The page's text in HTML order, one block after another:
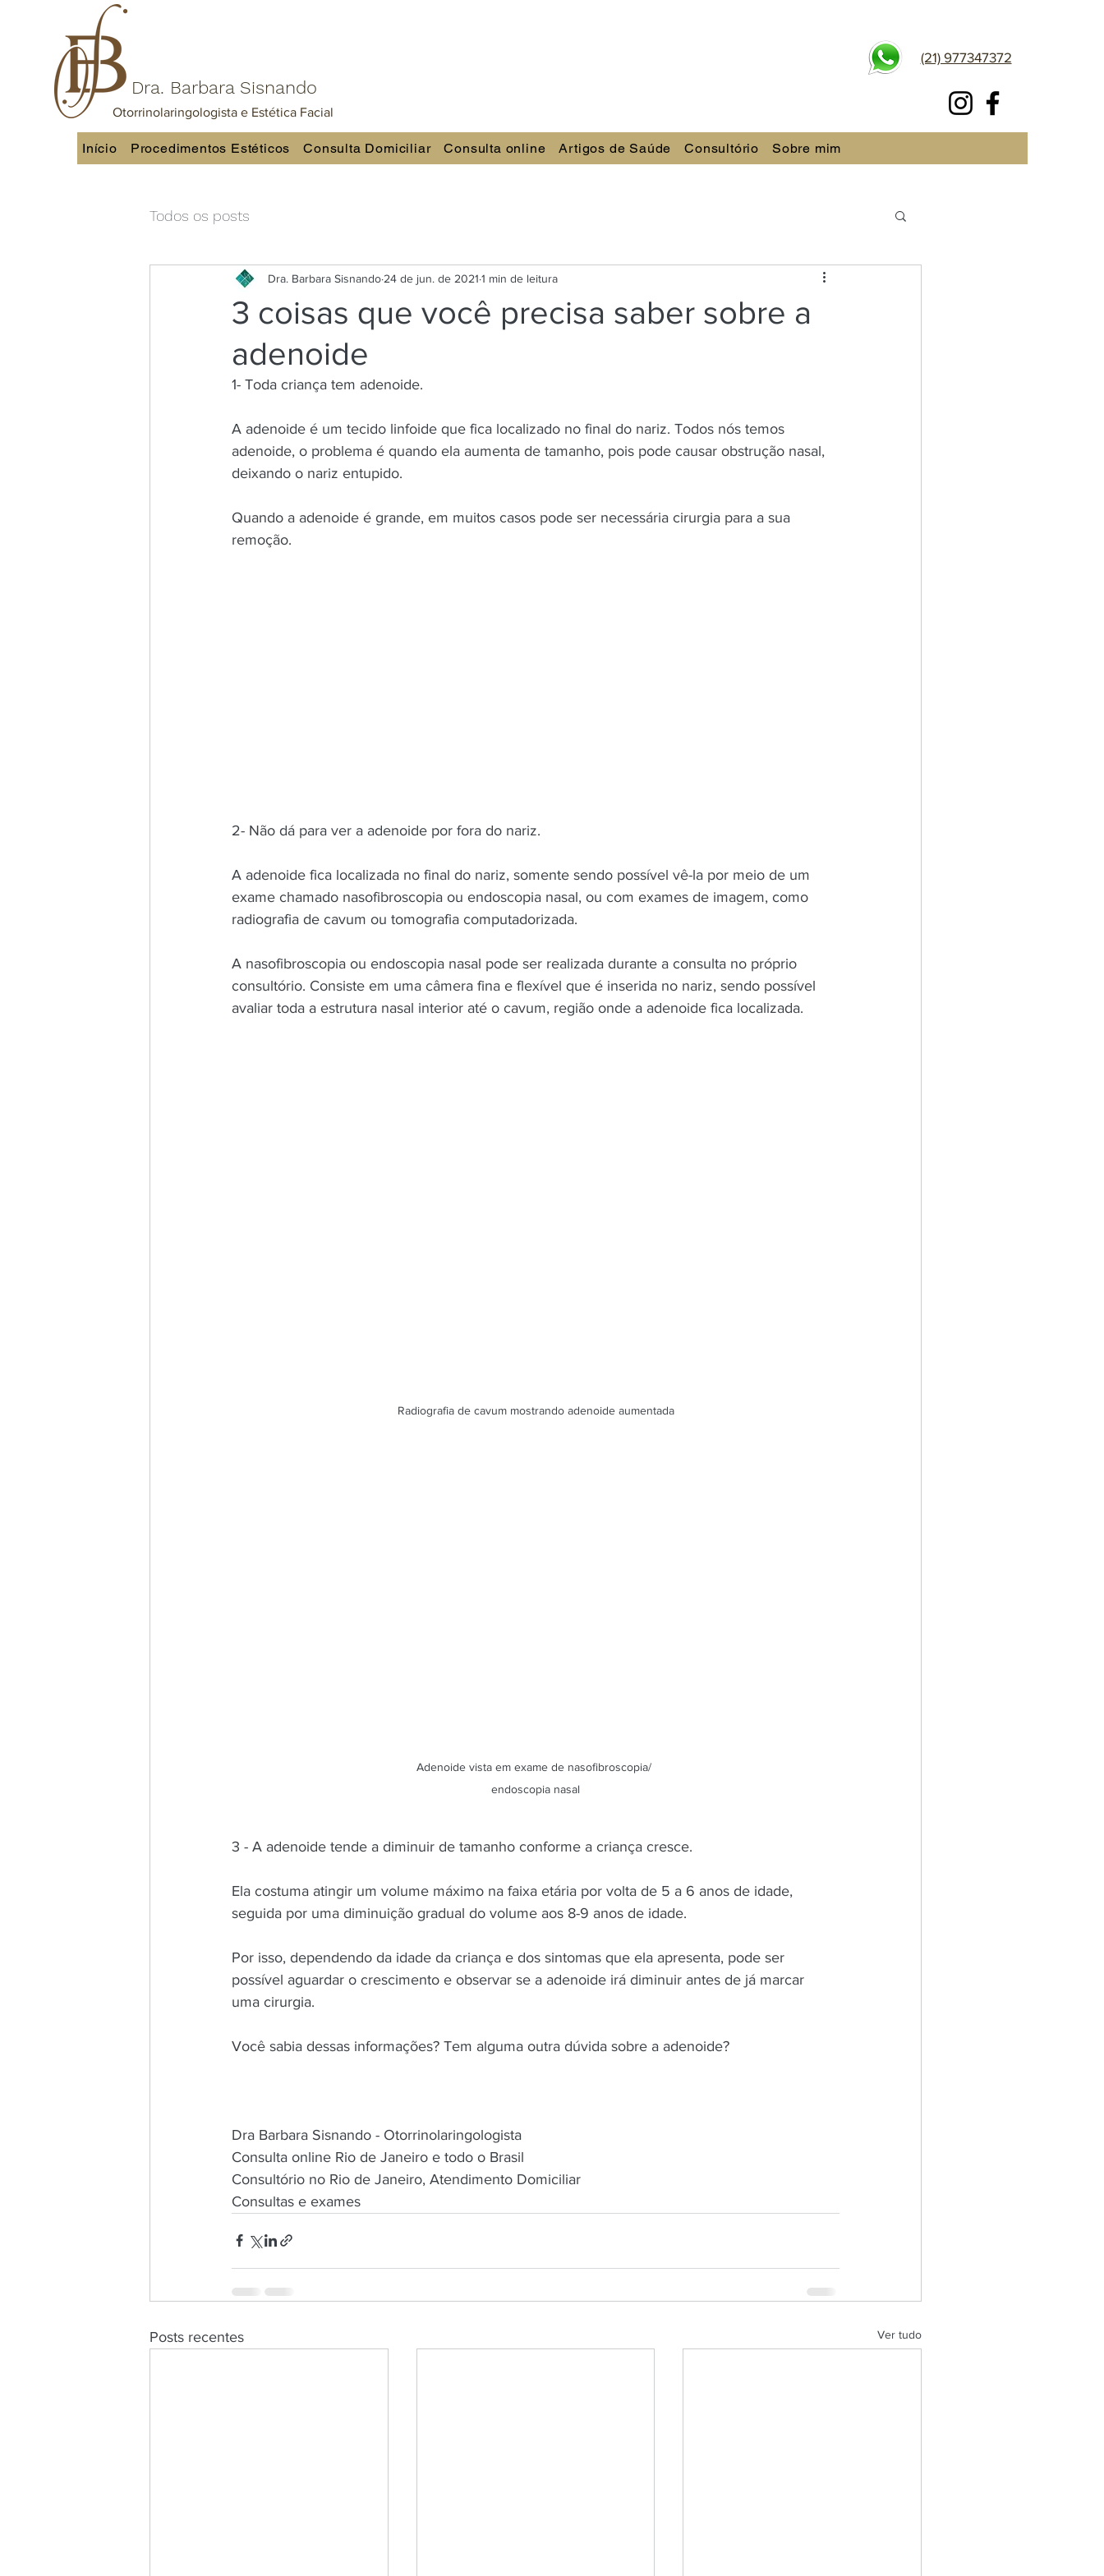
Dra. Barbara Sisnando
Otorrinolaringologista e Estética Facial
(21) 977347372
Início Procedimentos Estéticos Consulta Domiciliar Consulta online Artigos de Saúde Consultório Sobre mim
Todos os posts
3 coisas que você precisa saber sobre a
adenoide
Dra. Barbara Sisnando 24 de jun. de 2021 1 min de leitura
1- Toda criança tem adenoide.
A adenoide é um tecido linfoide que fica localizado no final do nariz. Todos nós temos
adenoide, o problema é quando ela aumenta de tamanho, pois pode causar obstrução nasal,
deixando o nariz entupido.
Quando a adenoide é grande, em muitos casos pode ser necessária cirurgia para a sua
remoção.
2- Não dá para ver a adenoide por fora do nariz.
A adenoide fica localizada no final do nariz, somente sendo possível vê-la por meio de um
exame chamado nasofibroscopia ou endoscopia nasal, ou com exames de imagem, como
radiografia de cavum ou tomografia computadorizada.
A nasofibroscopia ou endoscopia nasal pode ser realizada durante a consulta no próprio
consultório. Consiste em uma câmera fina e flexível que é inserida no nariz, sendo possível
avaliar toda a estrutura nasal interior até o cavum, região onde a adenoide fica localizada.
Radiografia de cavum mostrando adenoide aumentada
Adenoide vista em exame de nasofibroscopia/
endoscopia nasal
3 - A adenoide tende a diminuir de tamanho conforme a criança cresce.
Ela costuma atingir um volume máximo na faixa etária por volta de 5 a 6 anos de idade,
seguida por uma diminuição gradual do volume aos 8-9 anos de idade.
Por isso, dependendo da idade da criança e dos sintomas que ela apresenta, pode ser
possível aguardar o crescimento e observar se a adenoide irá diminuir antes de já marcar
uma cirurgia.
Você sabia dessas informações? Tem alguma outra dúvida sobre a adenoide?
Dra Barbara Sisnando - Otorrinolaringologista
Consulta online Rio de Janeiro e todo o Brasil
Consultório no Rio de Janeiro, Atendimento Domiciliar
Consultas e exames
Posts recentes Ver tudo